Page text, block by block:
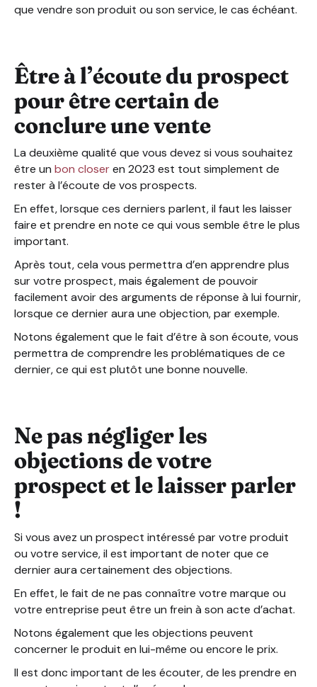
que vendre son produit ou son service, le cas échéant.
Être à l’écoute du prospect
pour être certain de
conclure une vente
La deuxième qualité que vous devez si vous souhaitez
être un bon closeren 2023 est tout simplement de
rester à l’écoute de vos prospects.
En effet, lorsque ces derniers parlent, il faut les laisser
faire et prendre en note ce qui vous semble être le plus
important.
Après tout, cela vous permettra d’en apprendre plus
sur votre prospect, mais également de pouvoir
facilement avoir des arguments de réponse à lui fournir,
lorsque ce dernier aura une objection, par exemple.
Notons également que le fait d’être à son écoute, vous
permettra de comprendre les problématiques de ce
dernier, ce qui est plutôt une bonne nouvelle.
Ne pas négliger les
objections de votre
prospect et le laisser parler
!
Si vous avez un prospect intéressé par votre produit
ou votre service, il est important de noter que ce
dernier aura certainement des objections.
En effet, le fait de ne pas connaître votre marque ou
votre entreprise peut être un frein à son acte d’achat.
Notons également que les objections peuvent
concerner le produit en lui-même ou encore le prix.
Il est donc important de les écouter, de les prendre en